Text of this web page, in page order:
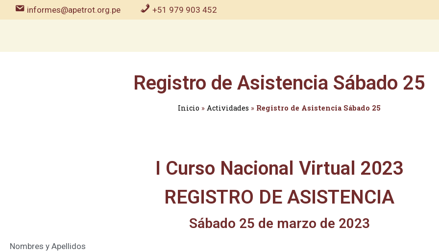
informes@apetrot.org.pe +51 979 903 452
Registro de Asistencia Sábado 25
Inicio » Actividades » Registro de Asistencia Sábado 25
I Curso Nacional Virtual 2023
REGISTRO DE ASISTENCIA
Sábado 25 de marzo de 2023
Nombres y Apellidos